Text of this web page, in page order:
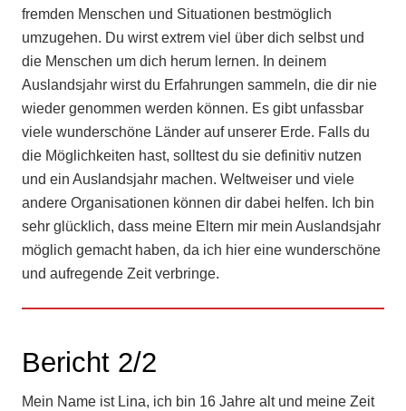
fremden Menschen und Situationen bestmöglich
umzugehen. Du wirst extrem viel über dich selbst und
die Menschen um dich herum lernen. In deinem
Auslandsjahr wirst du Erfahrungen sammeln, die dir nie
wieder genommen werden können. Es gibt unfassbar
viele wunderschöne Länder auf unserer Erde. Falls du
die Möglichkeiten hast, solltest du sie definitiv nutzen
und ein Auslandsjahr machen. Weltweiser und viele
andere Organisationen können dir dabei helfen. Ich bin
sehr glücklich, dass meine Eltern mir mein Auslandsjahr
möglich gemacht haben, da ich hier eine wunderschöne
und aufregende Zeit verbringe.
Bericht 2/2
Mein Name ist Lina, ich bin 16 Jahre alt und meine Zeit